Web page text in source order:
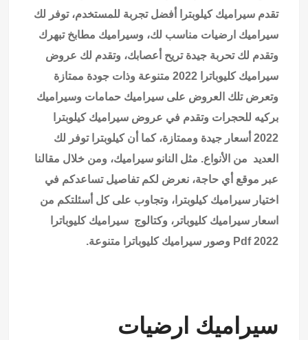
تقدم سيراميك كيلوبترا أفضل تجربة للمستخدم، توفر لك
سيراميك ارضيات مناسب لك، وسيراميك مطابخ تبهرك
وتقدم لك تحربة جيدة تريح أعصابك، وتقدم لك عروض
سيراميك كليوباترا 2022 متنوعة وذات جودة ممتازة
وتعرض تلك العروض على سيراميك حمامات وسيراميك
بركيه للحجرات وتقدم في عروض سيراميك كيلوبترا
2022 أسعار جيدة وممتازة، كما أن كيلوبترا توفر لك
العديد من الأنواع. مثل النانو سيراميك، ومن خلال مقالنا
عبر موقع أي حاجة، نعرض لكم تفاصيل تساعدكم في
اختيار سيراميك كيلوبترا، وتجاوب على كل أسئلتكم من
اسعار سيراميك كليوباتر، وكتالوج سيراميك كليوباترا
2022 Pdf وصور سيراميك كليوباترا متنوعة.
سيراميك ارضيات